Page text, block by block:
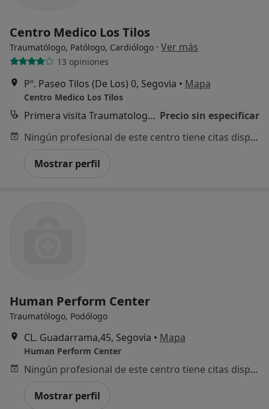
Centro Medico Los Tilos
Traumatólogo, Patólogo, Cardiólogo · Ver más
13 opiniones
Pº. Paseo Tilos (De Los) 0, Segovia • Mapa
Centro Medico Los Tilos
Primera visita Traumatología y Cirugía Ortopédica Precio sin especificar
Ningún profesional de este centro tiene citas disponibles
Mostrar perfil
Human Perform Center
Traumatólogo, Podólogo
CL. Guadarrama,45, Segovia • Mapa
Human Perform Center
Ningún profesional de este centro tiene citas disponibles
Mostrar perfil